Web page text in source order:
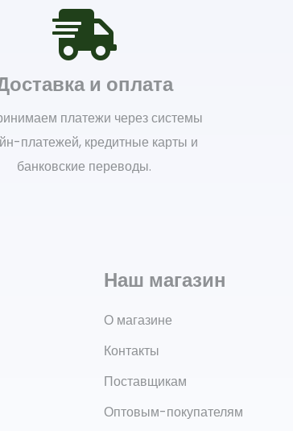
и оплата
платежи через системы
платежей, кредитные карты и
банковские переводы.
Наш магазин
О магазине
Контакты
Поставщикам
Оптовым-покупателям